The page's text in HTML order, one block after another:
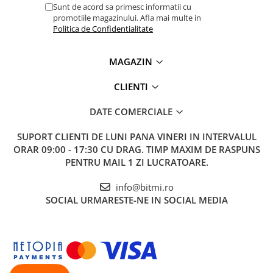
1x Instructiuni de asamblare, programare, utilizare
(recomandam dezarhivarea fisierului cu 7-Zip)
and-Play" si necesita ca operatorul sa fie autodidact
erori de tip software si hardware daca acestea apar. Iti
prin click pe link-ul albastru de mai sus pentru a vedea
daca este un proiect potrivit pentru tine.
Sunt de acord sa primesc informatii cu
promotiile magazinului. Afla mai multe in
Politica de Confidentialitate
MAGAZIN
CLIENTI
DATE COMERCIALE
SUPORT CLIENTI DE LUNI PANA VINERI IN INTERVALUL
ORAR 09:00 - 17:30 CU DRAG. TIMP MAXIM DE RASPUNS
PENTRU MAIL 1 ZI LUCRATOARE.
info@bitmi.ro
SOCIAL URMARESTE-NE IN SOCIAL MEDIA